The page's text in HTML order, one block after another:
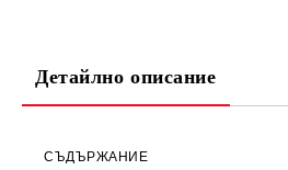
Детайлно описание
СЪДЪРЖАНИЕ